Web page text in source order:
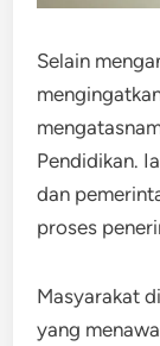
Selain
Pendidikan.
dan
proses
Masyarakat
yang